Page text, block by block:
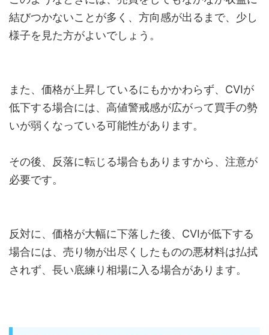
結びつかないことが多く、方向感が出るまで、少し
様子を見た方がよいでしょう。
また、価格が上昇しているにもかかわらず、CVIが
低下する場合には、高値警戒感が広がって買手の勢
いが弱くなっている可能性があります。
その後、反落に転じる場合もありますから、注意が
必要です。
反対に、価格が大幅に下落した後、CVIが低下する
場合には、売り物が出尽くしたものの悪材料は払拭
されず、長い底練り相場に入る場合があります。